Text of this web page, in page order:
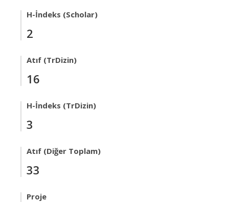
H-İndeks (Scholar)
2
Atıf (TrDizin)
16
H-İndeks (TrDizin)
3
Atıf (Diğer Toplam)
33
Proje